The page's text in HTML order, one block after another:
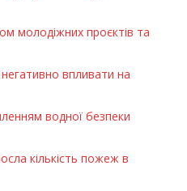
молодіжних проєктів та
впливати на
водної безпеки
кількість пожеж в